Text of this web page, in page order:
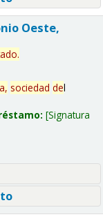
Oeste,
.
sociedad del
Signatura